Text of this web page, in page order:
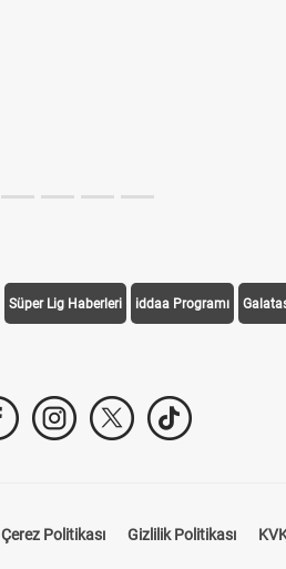
Süper Lig Haberleri iddaa Programı
Çerez Politikası Gizlilik Politikası